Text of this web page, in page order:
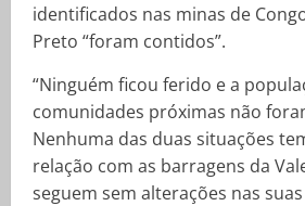
identificados nas minas de
Preto “foram contidos”.
“Ninguém ficou ferido e a
comunidades próximas não
Nenhuma das duas situações
relação com as barragens da
seguem sem alterações nas